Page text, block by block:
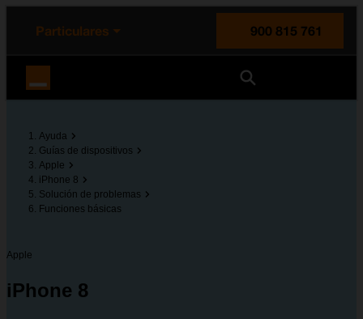
principal
la página
Particulares
900 815 761
Ayuda
Guías de dispositivos
Apple
iPhone 8
Solución de problemas
Funciones básicas
Apple
iPhone 8